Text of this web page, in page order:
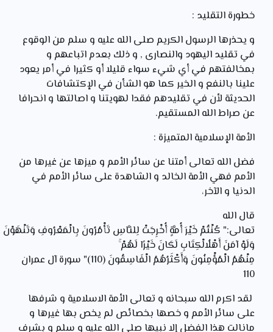
خطورة التقليد :
و يحذرها الرسول الكريم صلى الله عليه و سلم من الوقوع
في تقليد اليهود والنصارى , و ذلك بعدم اتباعهم و
بمخالفتهم في أي شيء سواء قليلا أو كثيرا في أمر يعود
علينا بالنفع و الخير كما هو الشأن في الإكتشافات
الحديثة لأن في تقليدهم فقدا لهويتنا و اصالتها و انحرافا
عن صراط الله المستقيم.
الأمة الإسلامية المتميزة :
فضل الله تعالى أمتنا عن سائر الأمم و ميزها عن غيرها من
الأمم فهي الأمة الخالد و الشاهدة على سائر الأمم في
الدنيا و الآخر،
قال الله
تعالى:" كُنْتُمْخَيْرَأُمَّةٍ أُخْرِجَتْ لِلنَّاسِ تَأْمُرُونَ بِالْمَعْرُوفِ وَتَنْهَوْنَ
وَلَوْآمَنَ أَهْلُالْكِتَابِ لَكَانَ خَيْرًا لَهُمْ ۚ
مِنْهُمُالْمُؤْمِنُونَ وَأَكْثَرُهُمُ
الْفَاسِقُونَ (110)" سورة آل عمران
110
لقد اكرم الله سبحانه و تعالى الأمة الاسلامية و شرفها
على سائر الأمم و خصها بخصائص لم يخص بها غيرها و
مانالت هذا الفضل إلا نبيها صلى الله عليه و سلم و بشرف